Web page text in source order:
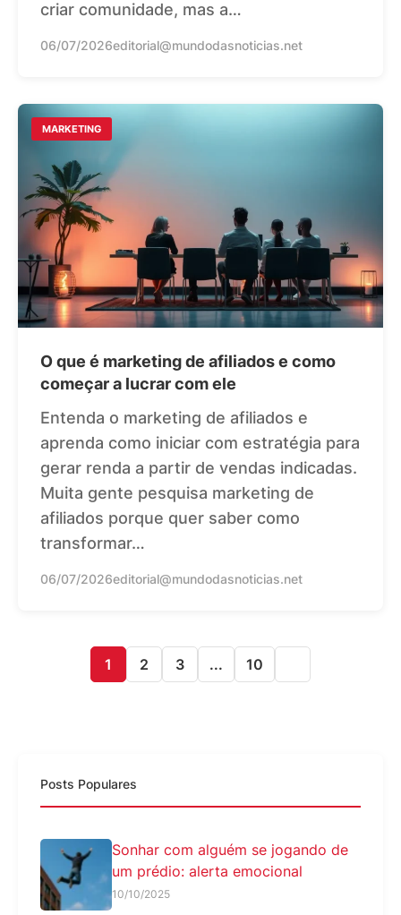
criar comunidade, mas a…
06/07/2026editorial@mundodasnoticias.net
MARKETING
O que é marketing de afiliados e como
começar a lucrar com ele
Entenda o marketing de afiliados e
aprenda como iniciar com estratégia para
gerar renda a partir de vendas indicadas.
Muita gente pesquisa marketing de
afiliados porque quer saber como
transformar…
06/07/2026editorial@mundodasnoticias.net
1 2 3 ... 10
Posts Populares
Sonhar com alguém se jogando de
um prédio: alerta emocional
10/10/2025